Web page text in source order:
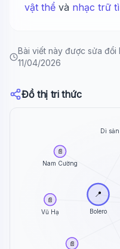
vật thể và nhạc trữ
Bài viết này được sửa đổi
11/04/2026
Đồ thị tri thức
Bolero
📍
Vũ Hạ
📄
Nam Cường
📄
📄
Di